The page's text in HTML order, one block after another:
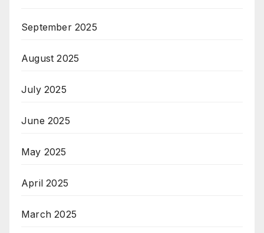
September 2025
August 2025
July 2025
June 2025
May 2025
April 2025
March 2025